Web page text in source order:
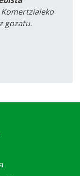
gozatu.